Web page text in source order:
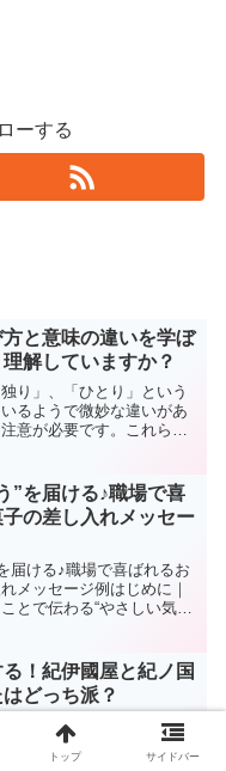
ーする
と意味の違いを学ぼ
解していますか？
独り」、「ひとり」という
るようで微妙な違いがあ
意が必要です。これらの
、これらの言葉の違いに
しく解説し...
”を届ける♪職場で喜
の差し入れメッセー
届ける♪職場で喜ばれるお
メッセージ例はじめに｜
とで伝わる“やさしい気づ
んなときにおすすめなの
差し...
！紀伊國屋と紀ノ国
どっち派？
記事の目的とは？紀伊國屋
名前は似ていても、その
く異なる2つの企業です。こ
トップ サイドバー